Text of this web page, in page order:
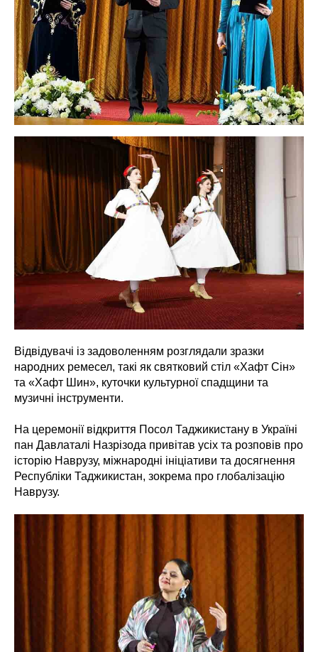
Відвідувачі із задоволенням розглядали зразки
народних ремесел, такі як святковий стіл «Хафт Сін»
та «Хафт Шин», куточки культурної спадщини та
музичні інструменти.
На церемонії відкриття Посол Таджикистану в Україні
пан Давлаталі Назрізода привітав усіх та розповів про
історію Наврузу, міжнародні ініціативи та досягнення
Республіки Таджикистан, зокрема про глобалізацію
Наврузу.